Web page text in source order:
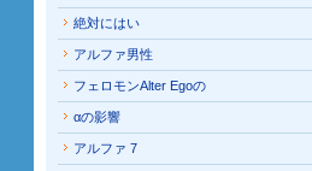
絶対にはい
アルファ男性
フェロモンAlter Egoの
αの影響
アルファ 7